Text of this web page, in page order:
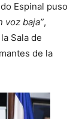
Espinal puso
voz baja”,
Sala de
de la